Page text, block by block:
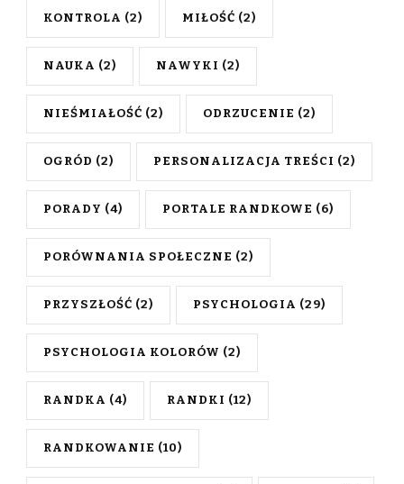
KONTROLA (2) MIŁOŚĆ (2)
NAUKA (2) NAWYKI (2)
NIEŚMIAŁOŚĆ (2) ODRZUCENIE (2)
OGRÓD (2) PERSONALIZACJA TREŚCI (2)
PORADY (4) PORTALE RANDKOWE (6)
PORÓWNANIA SPOŁECZNE (2)
PRZYSZŁOŚĆ (2) PSYCHOLOGIA (29)
PSYCHOLOGIA KOLORÓW (2)
RANDKA (4) RANDKI (12)
RANDKOWANIE (10)